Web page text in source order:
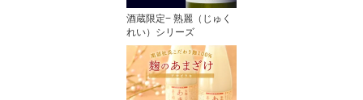
酒蔵限定− 熟麗（じゅく
れい）シリーズ